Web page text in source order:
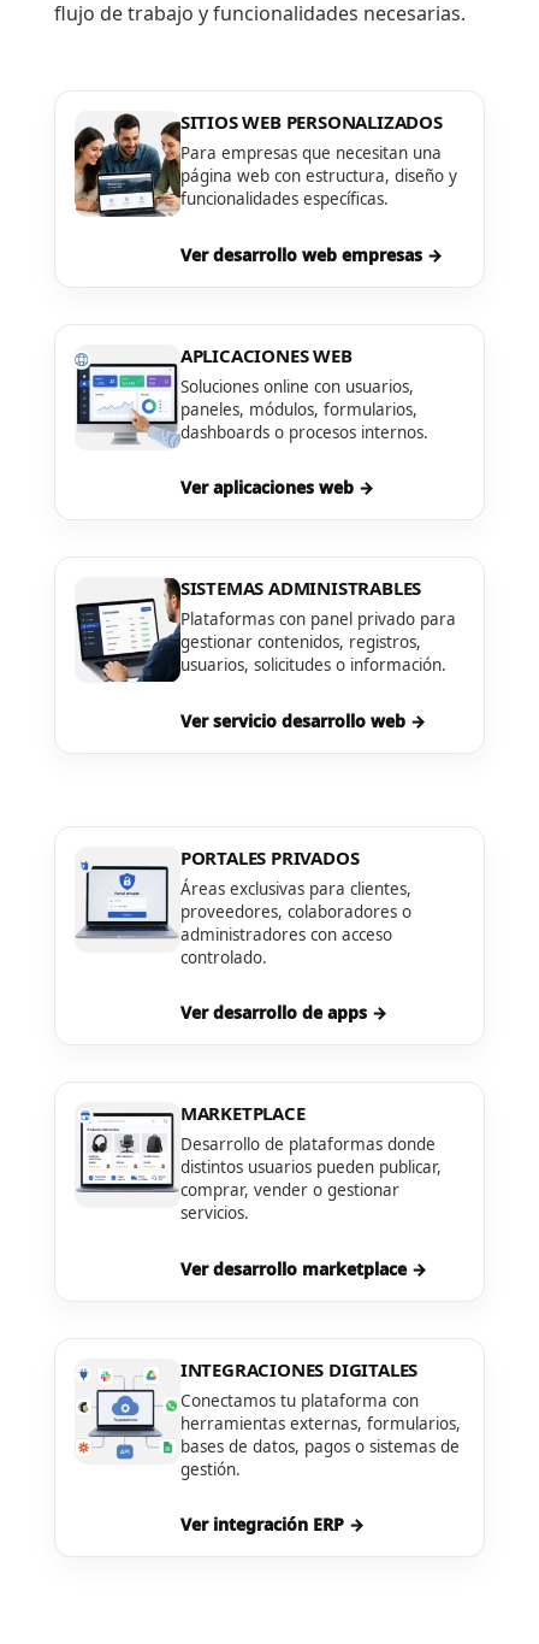
flujo de trabajo y funcionalidades necesarias.
SITIOS WEB PERSONALIZADOS
Para empresas que necesitan una
página web con estructura, diseño y
funcionalidades específicas.
Ver desarrollo web empresas →
APLICACIONES WEB
Soluciones online con usuarios,
paneles, módulos, formularios,
dashboards o procesos internos.
Ver aplicaciones web →
SISTEMAS ADMINISTRABLES
Plataformas con panel privado para
gestionar contenidos, registros,
usuarios, solicitudes o información.
Ver servicio desarrollo web →
PORTALES PRIVADOS
Áreas exclusivas para clientes,
proveedores, colaboradores o
administradores con acceso
controlado.
Ver desarrollo de apps →
MARKETPLACE
Desarrollo de plataformas donde
distintos usuarios pueden publicar,
comprar, vender o gestionar
servicios.
Ver desarrollo marketplace →
INTEGRACIONES DIGITALES
Conectamos tu plataforma con
herramientas externas, formularios,
bases de datos, pagos o sistemas de
gestión.
Ver integración ERP →